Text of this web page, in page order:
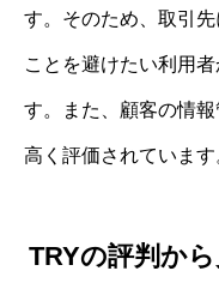
す。そのため、取引
ことを避けたい利用
す。また、顧客の情
高く評価されています
TRYの評判か